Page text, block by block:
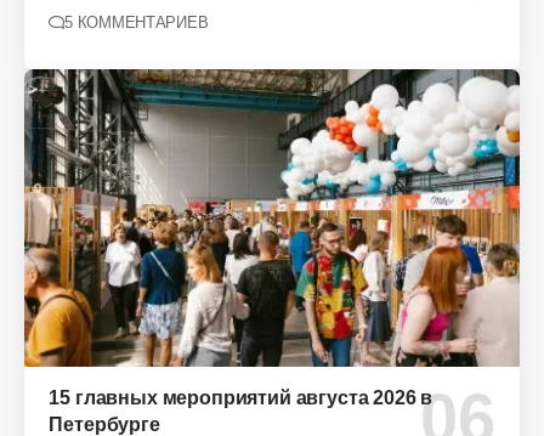
5 КОММЕНТАРИЕВ
15 главных мероприятий августа 2026 в
Петербурге